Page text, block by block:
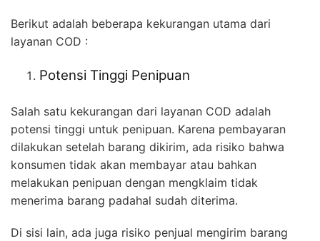
Berikut adalah beberapa kekurangan utama dari
layanan COD :
Potensi Tinggi Penipuan
Salah satu kekurangan dari layanan COD adalah
potensi tinggi untuk penipuan. Karena pembayaran
dilakukan setelah barang dikirim, ada risiko bahwa
konsumen tidak akan membayar atau bahkan
melakukan penipuan dengan mengklaim tidak
menerima barang padahal sudah diterima.
Di sisi lain, ada juga risiko penjual mengirim barang